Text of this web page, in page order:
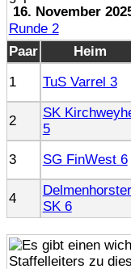
16. November
Runde 2
Paar
Heim
1
TuS Varrel 3
2
SK
5
3 SG FinWest 6
4
Delmenhorster
SK 6